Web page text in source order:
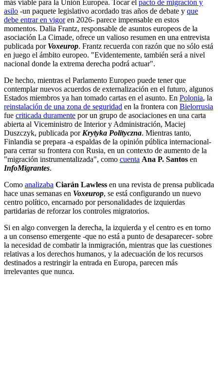
más viable para la Unión Europea. Tocar el pacto de migración y
asilo -un paquete legislativo acordado tras años de debate y que
debe entrar en vigoren 2026- parece impensable en estos
momentos. Dalia Frantz, responsable de asuntos europeos de la
asociación La Cimade, ofrece un valioso resumen en una entrevista
publicada por Voxeurop. Frantz recuerda con razón que no sólo está
en juego el ámbito europeo. "Evidentemente, también será a nivel
nacional donde la extrema derecha podrá actuar".
De hecho, mientras el Parlamento Europeo puede tener que
contemplar nuevos acuerdos de externalización en el futuro, algunos
Estados miembros ya han tomado cartas en el asunto. En Polonia, la
reinstalación de una zona de seguridad en la frontera con Bielorrusia
fue criticada duramente por un grupo de asociaciones en una carta
abierta al Viceministro de Interior y Administración, Maciej
Duszczyk, publicada porKrytyka Polityczna. Mientras tanto,
Finlandia se prepara -a espaldas de la opinión pública internacional-
para cerrar su frontera con Rusia, en un contexto de aumento de la
"migración instrumentalizada", como cuenta Ana P. Santos en
InfoMigrantes.
Como analizaba Ciarán Lawless en una revista de prensa publicada
hace unas semanas en Voxeurop, se está configurando un nuevo
centro político, encarnado por personalidades de izquierdas
partidarias de reforzar los controles migratorios.
Si en algo convergen la derecha, la izquierda y el centro es en torno
a un consenso emergente -que no está a punto de desaparecer- sobre
la necesidad de combatir la inmigración, mientras que las cuestiones
relativas a los derechos humanos, y la adecuación de los recursos
destinados a restringir la entrada en Europa, parecen más
irrelevantes que nunca.